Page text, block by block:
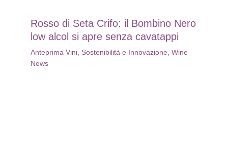
Rosso di Seta Crifo: il Bombino Nero
low alcol si apre senza cavatappi
Anteprima Vini Sostenibilità e Innovazione Wine
News